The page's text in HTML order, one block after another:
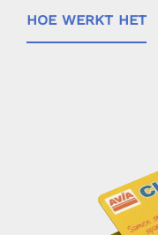
hoe werkt het